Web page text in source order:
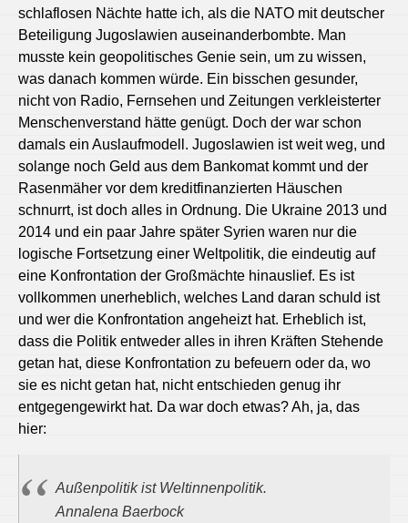
schlaflosen Nächte hatte ich, als die NATO mit deutscher
Beteiligung Jugoslawien auseinanderbombte. Man
musste kein geopolitisches Genie sein, um zu wissen,
was danach kommen würde. Ein bisschen gesunder,
nicht von Radio, Fernsehen und Zeitungen verkleisterter
Menschenverstand hätte genügt. Doch der war schon
damals ein Auslaufmodell. Jugoslawien ist weit weg, und
solange noch Geld aus dem Bankomat kommt und der
Rasenmäher vor dem kreditfinanzierten Häuschen
schnurrt, ist doch alles in Ordnung. Die Ukraine 2013 und
2014 und ein paar Jahre später Syrien waren nur die
logische Fortsetzung einer Weltpolitik, die eindeutig auf
eine Konfrontation der Großmächte hinauslief. Es ist
vollkommen unerheblich, welches Land daran schuld ist
und wer die Konfrontation angeheizt hat. Erheblich ist,
dass die Politik entweder alles in ihren Kräften Stehende
getan hat, diese Konfrontation zu befeuern oder da, wo
sie es nicht getan hat, nicht entschieden genug ihr
entgegengewirkt hat. Da war doch etwas? Ah, ja, das
hier:
Außenpolitik ist Weltinnenpolitik.
Annalena Baerbock